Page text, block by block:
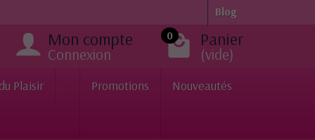
Blog
Mon compte
Connexion
0 Panier
(vide)
Plaisir Promotions Nouveautés